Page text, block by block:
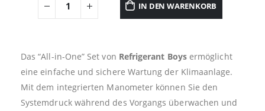
IN DEN WARENKORB
Das “All-in-One” Set von Refrigerant Boysermöglicht
eine einfache und sichere Wartung der Klimaanlage.
Mit dem integrierten Manometer können Sie den
Systemdruck während des Vorgangs überwachen und